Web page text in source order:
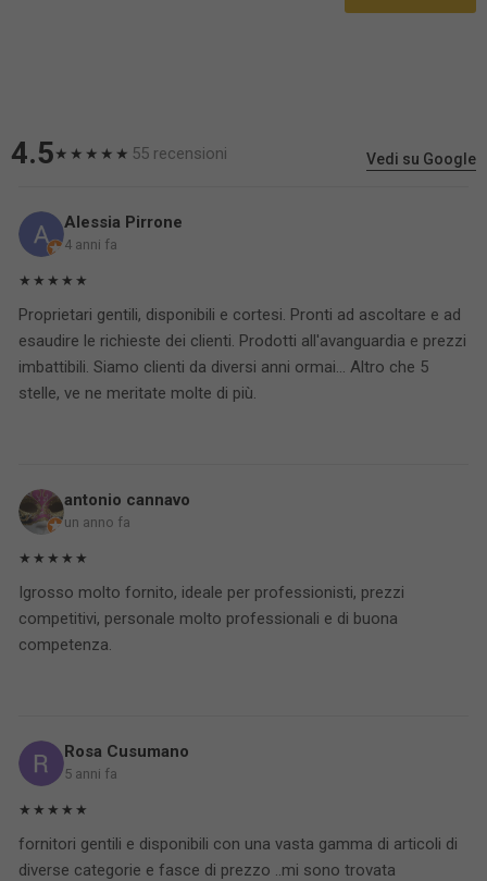
4.5★★★★★ 55 recensioni Vedi su Google
Alessia Pirrone
4 anni fa
★★★★★
Proprietari gentili, disponibili e cortesi. Pronti ad ascoltare e ad
esaudire le richieste dei clienti. Prodotti all'avanguardia e prezzi
imbattibili. Siamo clienti da diversi anni ormai... Altro che 5
stelle, ve ne meritate molte di più.
antonio cannavo
un anno fa
★★★★★
Igrosso molto fornito, ideale per professionisti, prezzi
competitivi, personale molto professionali e di buona
competenza.
Rosa Cusumano
5 anni fa
★★★★★
fornitori gentili e disponibili con una vasta gamma di articoli di
diverse categorie e fasce di prezzo ..mi sono trovata